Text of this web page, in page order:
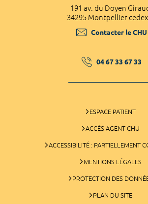
191 av. du Doyen
34295 Montpellier
Contacter le CHU
04 67 33 67 33
ESPACE PATIENT
ACCÈS AGENT CHU
ACCESSIBILITÉ : PARTIELLEMENT
MENTIONS LÉGALES
PROTECTION DES
PLAN DU SITE